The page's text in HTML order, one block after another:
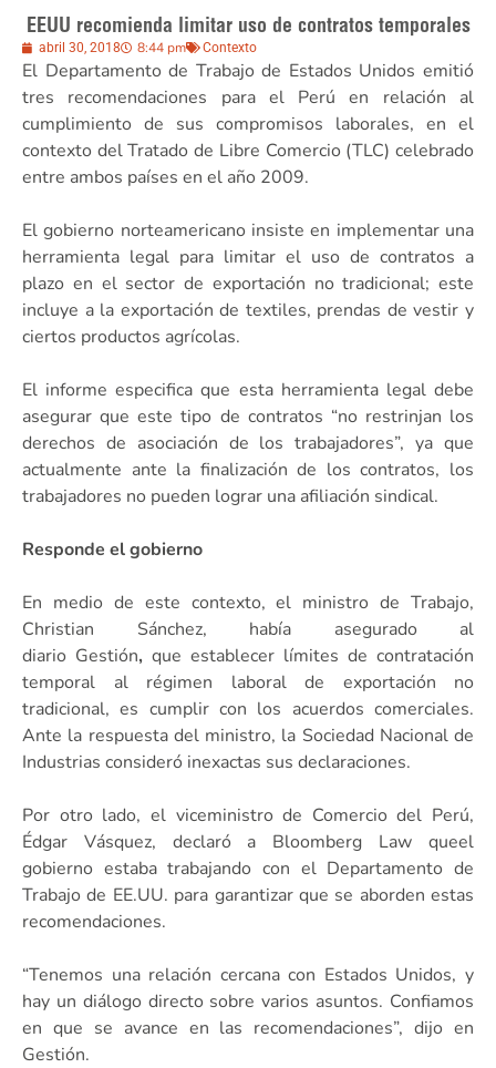
EEUU recomienda limitar uso de contratos temporales
abril 30, 2018 8:44 pm Contexto
El Departamento de Trabajo de Estados Unidos emitió
tres recomendaciones para el Perú en relación al
cumplimiento de sus compromisos laborales, en el
contexto del Tratado de Libre Comercio (TLC) celebrado
entre ambos países en el año 2009.
El gobierno norteamericano insiste en implementar una
herramienta legal para limitar el uso de contratos a
plazo en el sector de exportación no tradicional; este
incluye a la exportación de textiles, prendas de vestir y
ciertos productos agrícolas.
El informe especifica que esta herramienta legal debe
asegurar que este tipo de contratos “no restrinjan los
derechos de asociación de los trabajadores”, ya que
actualmente ante la finalización de los contratos, los
trabajadores no pueden lograr una afiliación sindical.
Responde el gobierno
En medio de este contexto, el ministro de Trabajo,
Christian Sánchez, había asegurado al
diario Gestión, que establecer límites de contratación
temporal al régimen laboral de exportación no
tradicional, es cumplir con los acuerdos comerciales.
Ante la respuesta del ministro, la Sociedad Nacional de
Industrias consideró inexactas sus declaraciones.
Por otro lado, el viceministro de Comercio del Perú,
Édgar Vásquez, declaró a Bloomberg Law queel
gobierno estaba trabajando con el Departamento de
Trabajo de EE.UU. para garantizar que se aborden estas
recomendaciones.
“Tenemos una relación cercana con Estados Unidos, y
hay un diálogo directo sobre varios asuntos. Confiamos
en que se avance en las recomendaciones”, dijo en
Gestión.